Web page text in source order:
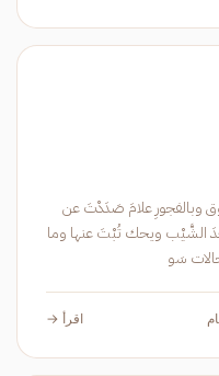
أقولُ لصاحبي ورَضيع كأسي رَفيقي بالفُسوق وبالفجورِ علامَ صَدَدْتَ عن
كأس الحميَّا لقد ضيَّعتَ أوقات السُّرور أبعدَ الشَّيْب ويحك تُبْتَ عنها وما
اقرأ →